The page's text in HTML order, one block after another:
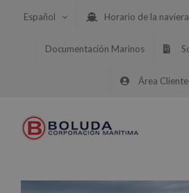
Español Horario de la naviera
Documentación Marinos
Área